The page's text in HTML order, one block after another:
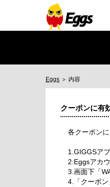
Eggs ＞ 内容
クーポンに有
各クーポン
1.GIGGSア
2.Eggsアカ
3.画面下「
4.「クーポ